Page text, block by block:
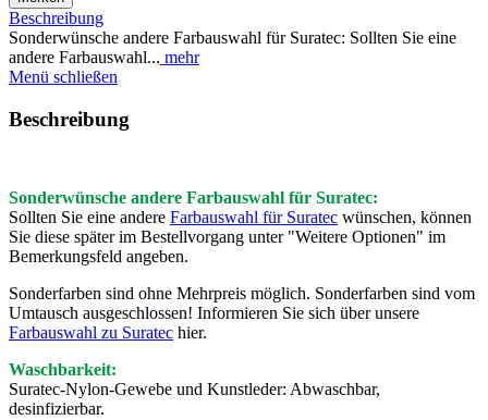
Beschreibung
Sonderwünsche andere Farbauswahl für Suratec: Sollten Sie eine
andere Farbauswahl... mehr
Menü schließen
Beschreibung
Sonderwünsche andere Farbauswahl für Suratec:
Sollten Sie eine andere Farbauswahl für Suratec wünschen, können
Sie diese später im Bestellvorgang unter "Weitere Optionen" im
Bemerkungsfeld angeben.
Sonderfarben sind ohne Mehrpreis möglich. Sonderfarben sind vom
Umtausch ausgeschlossen! Informieren Sie sich über unsere
Farbauswahl zu Suratec hier.
Waschbarkeit:
Suratec-Nylon-Gewebe und Kunstleder: Abwaschbar,
desinfizierbar.